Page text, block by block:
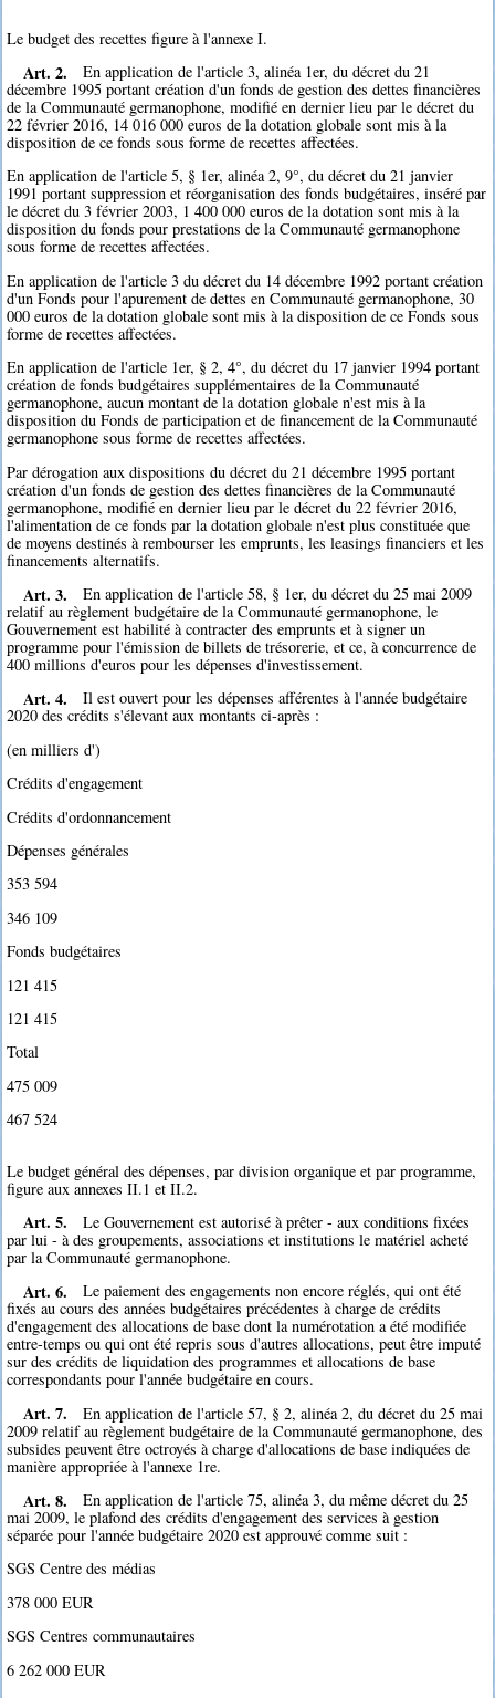
Le budget des recettes figure à l'annexe I.
Art. 2.
En application de l'article 3, alinéa 1er, du décret du 21
décembre 1995 portant création d'un fonds de gestion des dettes financières
de la Communauté germanophone, modifié en dernier lieu par le décret du
22 février 2016, 14 016 000 euros de la dotation globale sont mis à la
disposition de ce fonds sous forme de recettes affectées.
En application de l'article 5, § 1er, alinéa 2, 9°, du décret du 21 janvier
1991 portant suppression et réorganisation des fonds budgétaires, inséré par
le décret du 3 février 2003, 1 400 000 euros de la dotation sont mis à la
disposition du fonds pour prestations de la Communauté germanophone
sous forme de recettes affectées.
En application de l'article 3 du décret du 14 décembre 1992 portant création
d'un Fonds pour l'apurement de dettes en Communauté germanophone, 30
000 euros de la dotation globale sont mis à la disposition de ce Fonds sous
forme de recettes affectées.
En application de l'article 1er, § 2, 4°, du décret du 17 janvier 1994 portant
création de fonds budgétaires supplémentaires de la Communauté
germanophone, aucun montant de la dotation globale n'est mis à la
disposition du Fonds de participation et de financement de la Communauté
germanophone sous forme de recettes affectées.
Par dérogation aux dispositions du décret du 21 décembre 1995 portant
création d'un fonds de gestion des dettes financières de la Communauté
germanophone, modifié en dernier lieu par le décret du 22 février 2016,
l'alimentation de ce fonds par la dotation globale n'est plus constituée que
de moyens destinés à rembourser les emprunts, les leasings financiers et les
financements alternatifs.
Art. 3.
En application de l'article 58, § 1er, du décret du 25 mai 2009
relatif au règlement budgétaire de la Communauté germanophone, le
Gouvernement est habilité à contracter des emprunts et à signer un
programme pour l'émission de billets de trésorerie, et ce, à concurrence de
400 millions d'euros pour les dépenses d'investissement.
Art. 4.
Il est ouvert pour les dépenses afférentes à l'année budgétaire
2020 des crédits s'élevant aux montants ci-après :
(en milliers d')
Crédits d'engagement
Crédits d'ordonnancement
Dépenses générales
353 594
346 109
Fonds budgétaires
121 415
121 415
Total
475 009
467 524
Le budget général des dépenses, par division organique et par programme,
figure aux annexes II.1 et II.2.
Art. 5.
Le Gouvernement est autorisé à prêter - aux conditions fixées
par lui - à des groupements, associations et institutions le matériel acheté
par la Communauté germanophone.
Art. 6.
Le paiement des engagements non encore réglés, qui ont été
fixés au cours des années budgétaires précédentes à charge de crédits
d'engagement des allocations de base dont la numérotation a été modifiée
entre-temps ou qui ont été repris sous d'autres allocations, peut être imputé
sur des crédits de liquidation des programmes et allocations de base
correspondants pour l'année budgétaire en cours.
Art. 7.
En application de l'article 57, § 2, alinéa 2, du décret du 25 mai
2009 relatif au règlement budgétaire de la Communauté germanophone, des
subsides peuvent être octroyés à charge d'allocations de base indiquées de
manière appropriée à l'annexe 1re.
Art. 8.
En application de l'article 75, alinéa 3, du même décret du 25
mai 2009, le plafond des crédits d'engagement des services à gestion
séparée pour l'année budgétaire 2020 est approuvé comme suit :
SGS Centre des médias
378 000 EUR
SGS Centres communautaires
6 262 000 EUR